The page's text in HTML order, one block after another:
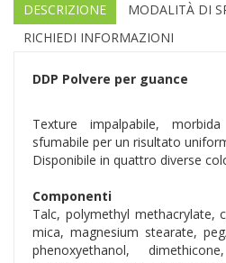
DESCRIZIONE
MODALITÀ DI
RICHIEDI INFORMAZIONI
DDP Polvere per guance
Texture impalpabile,
sfumabile per un risultato
Disponibile in quattro diverse
Componenti
Talc, polymethyl methacrylate,
mica, magnesium stearate,
phenoxyethanol,